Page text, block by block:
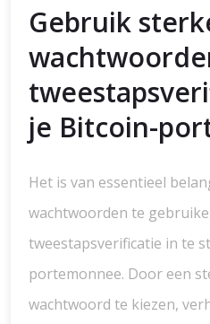
Gebruik
je Bitcoin-
Het is van essentieel
wachtwoorden te
tweestapsverificatie in te
portemonnee. Door een
wachtwoord te kiezen,